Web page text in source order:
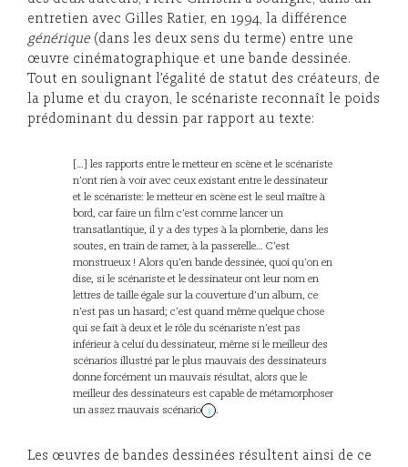
entretien avec Gilles Ratier, en 1994, la différence
générique(dans les deux sens du terme) entre une
œuvre cinématographique et une bande dessinée.
Tout en soulignant l’égalité de statut des créateurs, de
la plume et du crayon, le scénariste reconnaît le poids
prédominant du dessin par rapport au texte:
[…] les rapports entre le metteur en scène et le scénariste
n’ont rien à voir avec ceux existant entre le dessinateur
et le scénariste: le metteur en scène est le seul maître à
bord, car faire un film c’est comme lancer un
transatlantique, il y a des types à la plomberie, dans les
soutes, en train de ramer, à la passerelle… C’est
monstrueux ! Alors qu’en bande dessinée, quoi qu’on en
dise, si le scénariste et le dessinateur ont leur nom en
lettres de taille égale sur la couverture d’un album, ce
n’est pas un hasard; c’est quand même quelque chose
qui se fait à deux et le rôle du scénariste n’est pas
inférieur à celui du dessinateur, même si le meilleur des
scénarios illustré par le plus mauvais des dessinateurs
donne forcément un mauvais résultat, alors que le
meilleur des dessinateurs est capable de métamorphoser
un assez mauvais scénario
3 .
Les œuvres de bandes dessinées résultent ainsi de ce